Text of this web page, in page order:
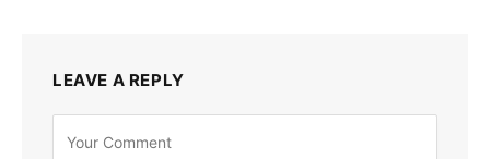
LEAVE A REPLY